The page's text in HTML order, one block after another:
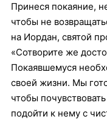
Принеся покаяние,
чтобы не
на Иордан, святой
«Сотворите же
Покаявшемуся
своей жизни. Мы
чтобы
подойти к нему с